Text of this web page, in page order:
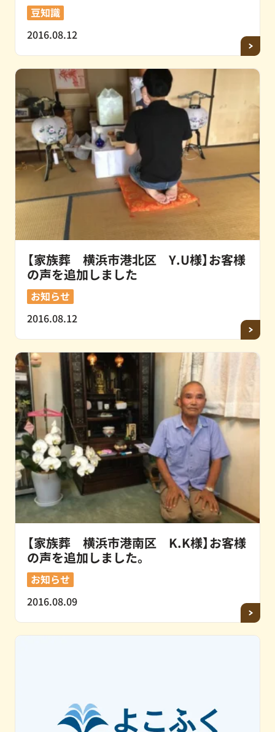
豆知識
2016.08.12
【家族葬 横浜市港北区 Y.U様】お客様
の声を追加しました
お知らせ
2016.08.12
【家族葬 横浜市港南区 K.K様】お客様
の声を追加しました。
お知らせ
2016.08.09